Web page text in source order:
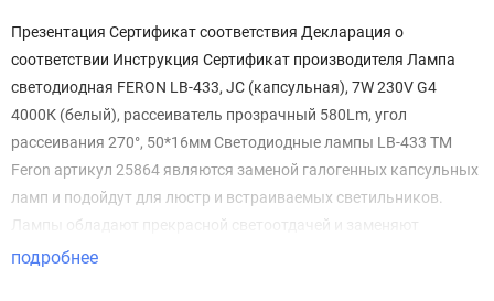
Презентация Сертификат соответствия Декларация о
соответствии Инструкция Сертификат производителя Лампа
светодиодная FERON LB-433, JC (капсульная), 7W 230V G4
4000К (белый), рассеиватель прозрачный 580Lm, угол
рассеивания 270°, 50*16мм Светодиодные лампы LB-433 TM
Feron артикул 25864 являются заменой галогенных капсульных
ламп и подойдут для люстр и встраиваемых светильников.
Лампы обладают прекрасной светоотдачей и заменяют
стандартные лампы мощностью 70W. Лампы выполнены в
подробнее